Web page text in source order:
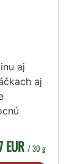
aj
aj
EUR / 30 g